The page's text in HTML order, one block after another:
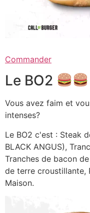
Commander
Le BO2
Vous avez faim et
intenses?
Le BO2 c'est : Steak
BLACK ANGUS),
Tranches de bacon
de terre croustillante,
Maison.